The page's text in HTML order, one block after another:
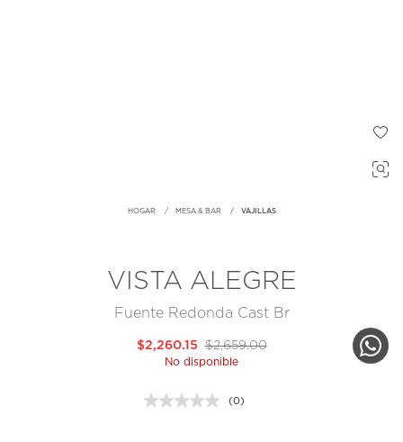
HOGAR MESA & BAR VAJILLAS
VISTA ALEGRE
Fuente Redonda Cast Br
$2,659.00
$2,260.15
No disponible
Sin
(0)